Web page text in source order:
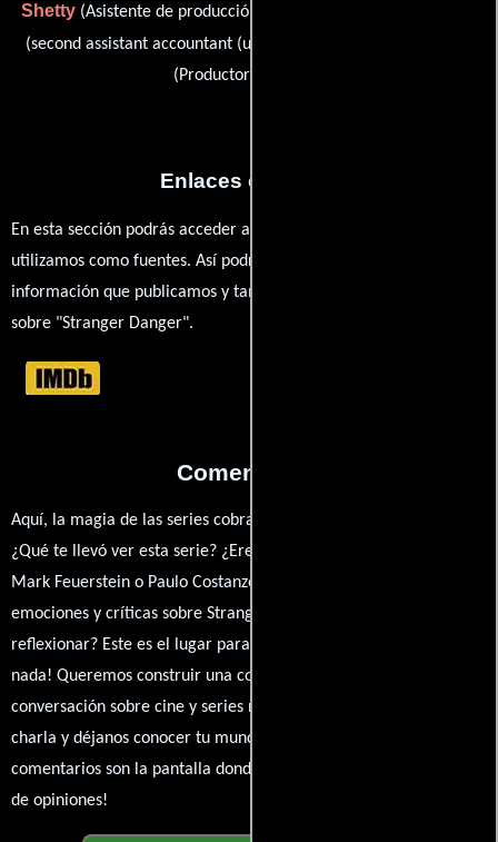
Shetty(Asistente de producción (sin acreditar)),
(second assistant accountant (uncredited)) y
(Productor ejecutivo)
Enlaces externos
En esta sección podrás acceder a los recursos externos que
utilizamos como fuentes. Así podrás chequear toda la
información que publicamos y también ampliar tu conocimiento
sobre "Stranger Danger".
Comentarios
Aquí, la magia de las series cobra vida a través de tus opiniones.
¿Qué te llevó ver esta serie? ¿Eres fan de Jay Chandrasekhar,
Mark Feuerstein o Paulo Costanzo? Comparte tus pensamientos,
emociones y críticas sobre Stranger Danger. ¿Te hizo reír, llorar o
reflexionar? Este es el lugar para expresarlo. ¡No te guardes
nada! Queremos construir una comunidad apasionada donde la
conversación sobre cine y series nunca se detenga. Únete a la
charla y déjanos conocer tu mundo cinematográfico. ¡Los
comentarios son la pantalla donde se proyecta nuestra diversidad
de opiniones!